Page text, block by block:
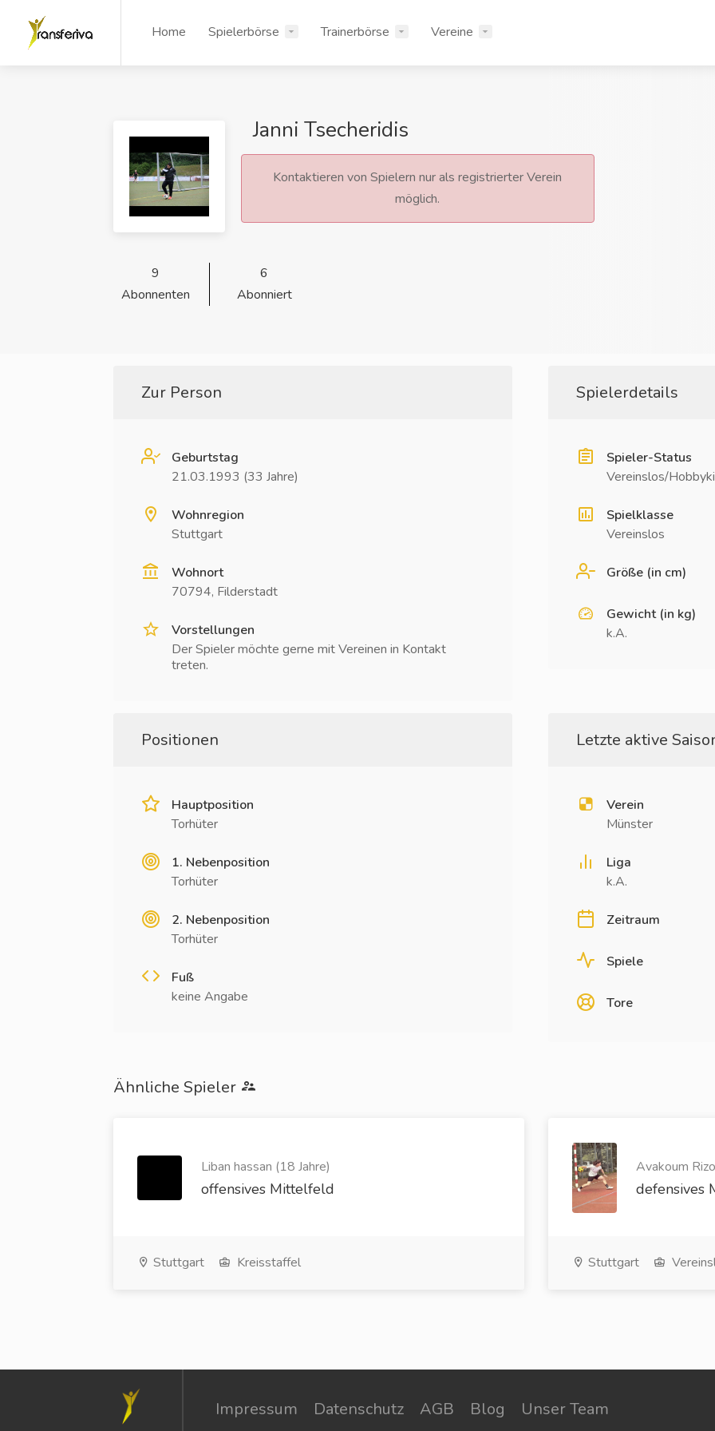
Home Spielerbörse Trainerbörse Vereine
Janni Tsecheridis
Kontaktieren von Spielern nur als registrierter Verein
möglich.
9
Abonnenten
6
Abonniert
Zur Person
Geburtstag
21.03.1993 (33 Jahre)
Wohnregion
Stuttgart
Wohnort
70794, Filderstadt
Vorstellungen
Der Spieler möchte gerne mit Vereinen in Kontakt
treten.
Spielerdetails
Spieler-Status
Vereinslos/
Spielklasse
Vereinslos
Größe (in cm)
Gewicht (in kg)
k.A.
Positionen
Hauptposition
Torhüter
1. Nebenposition
Torhüter
2. Nebenposition
Torhüter
Fuß
keine Angabe
Letzte aktive
Verein
Münster
Liga
k.A.
Zeitraum
Spiele
Tore
Ähnliche Spieler
Liban hassan (18 Jahre)
offensives Mittelfeld
Stuttgart Kreisstaffel
Avakoum
defensives
Stuttgart
Impressum Datenschutz AGB Blog Unser Team